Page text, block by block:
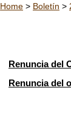
Home > Boletín >
Renuncia del
Renuncia del